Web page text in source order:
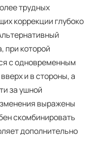
трудных
коррекции глубоко
при которой
с одновременным
и в стороны, а
за ушной
выражены
скомбинировать
дополнительно